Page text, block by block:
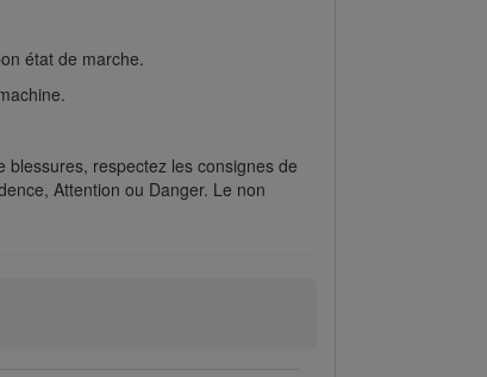
état de marche.
respectez les consignes de
Attention ou Danger. Le non